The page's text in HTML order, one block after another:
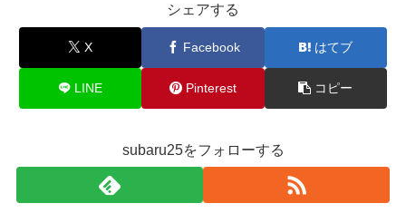
シェアする
X Facebook はてブ
LINE Pinterest コピー
subaru25をフォローする